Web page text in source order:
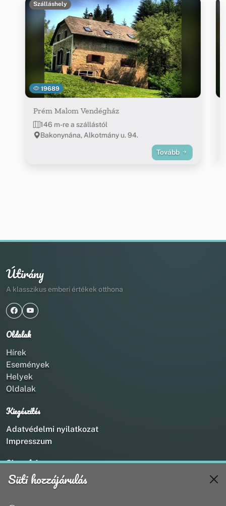
19689
Szálláshely
Prém Malom Vendégház
146 m-re a szállástól
Bakonynána, Alkotmány u. 94.
Tovább
Útirány
A klasszikus emberi értékek otthona
Oldalak
Hírek
Események
Helyek
Oldalak
Kiegészítés
Adatvédelmi nyilatkozat
Impresszum
Kapcsolat
+36 20 211 1888
Süti hozzájárulás